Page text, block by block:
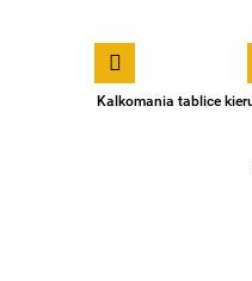
Kalkomania tablice